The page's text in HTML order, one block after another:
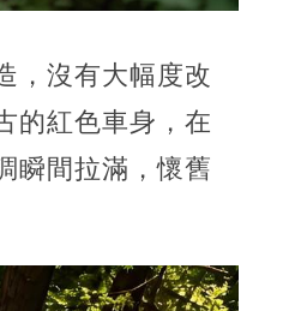
，沒有大幅度改
的紅色車身，在
瞬間拉滿，懷舊